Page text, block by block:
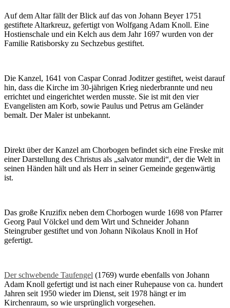
Auf dem Altar fällt der Blick auf das von Johann Beyer 1751
gestiftete Altarkreuz, gefertigt von Wolfgang Adam Knoll. Eine
Hostienschale und ein Kelch aus dem Jahr 1697 wurden von der
Familie Ratisborsky zu Sechzebus gestiftet.
Die Kanzel, 1641 von Caspar Conrad Joditzer gestiftet, weist darauf
hin, dass die Kirche im 30-jährigen Krieg niederbrannte und neu
errichtet und eingerichtet werden musste. Sie ist mit den vier
Evangelisten am Korb, sowie Paulus und Petrus am Geländer
bemalt. Der Maler ist unbekannt.
Direkt über der Kanzel am Chorbogen befindet sich eine Freske mit
einer Darstellung des Christus als „salvator mundi“, der die Welt in
seinen Händen hält und als Herr in seiner Gemeinde gegenwärtig
ist.
Das große Kruzifix neben dem Chorbogen wurde 1698 von Pfarrer
Georg Paul Völckel und dem Wirt und Schneider Johann
Steingruber gestiftet und von Johann Nikolaus Knoll in Hof
gefertigt.
Der schwebende Taufengel (1769) wurde ebenfalls von Johann
Adam Knoll gefertigt und ist nach einer Ruhepause von ca. hundert
Jahren seit 1950 wieder im Dienst, seit 1978 hängt er im
Kirchenraum, so wie ursprünglich vorgesehen.